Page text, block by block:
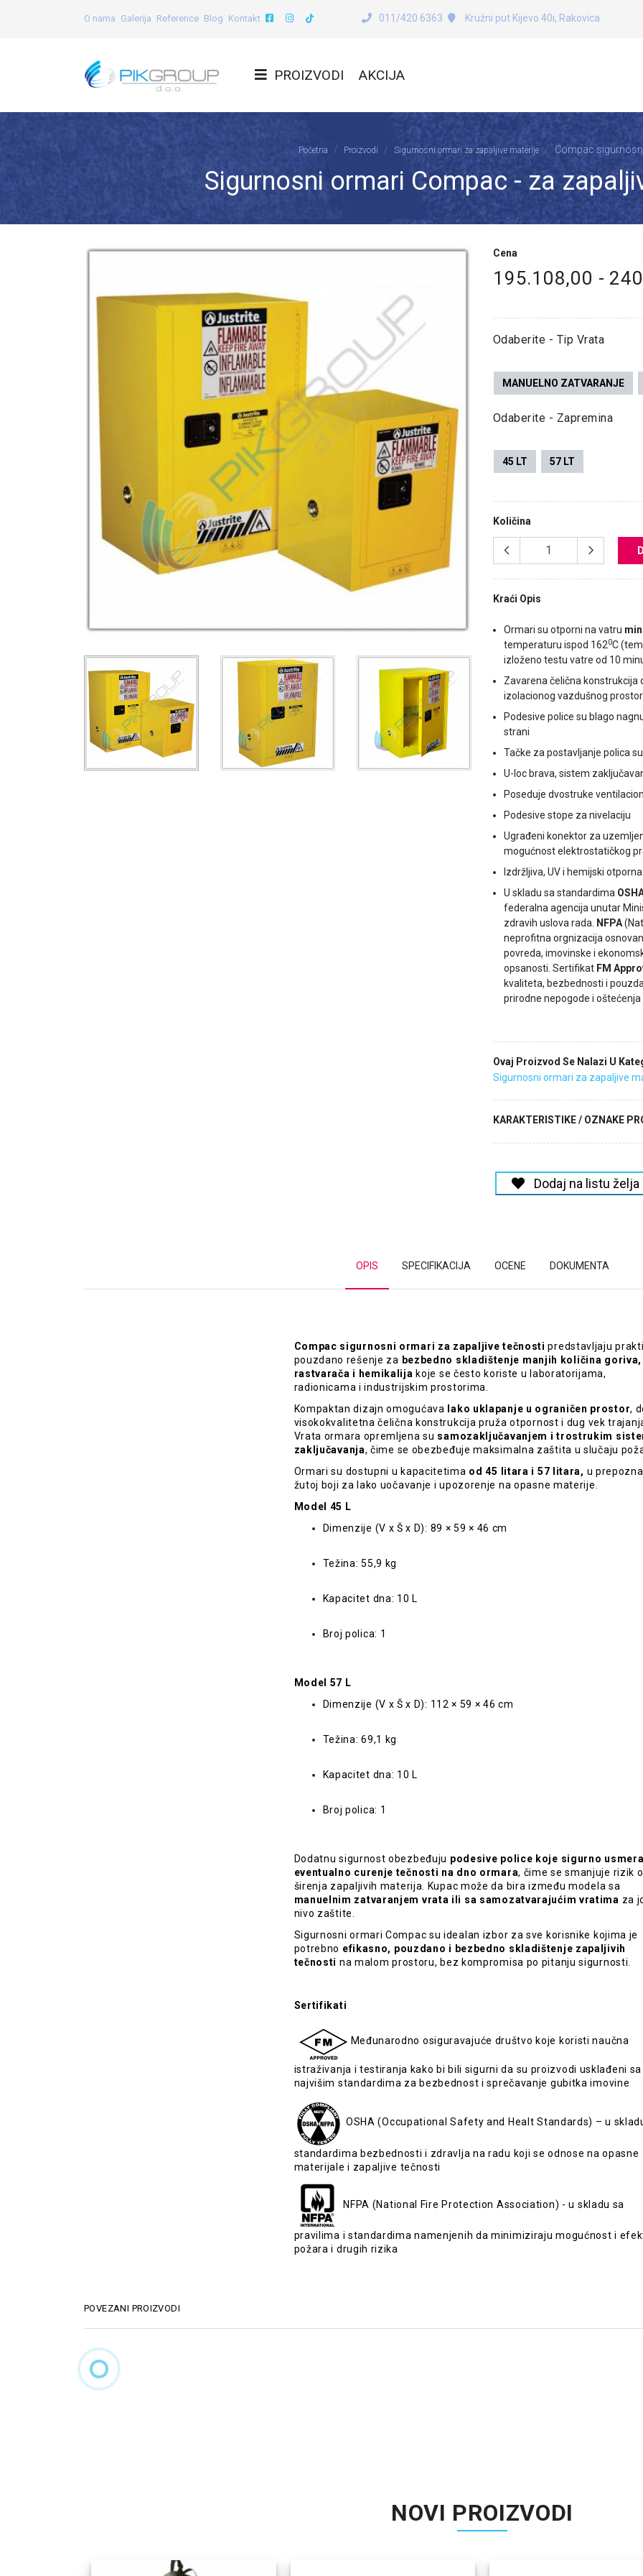
O nama Galerija Reference Blog Kontakt 011/420 6363 Kružni put Kijevo 40i, Rakovica
PROIZVODI AKCIJA
Početna Proizvodi Sigurnosni ormari za zapaljive materije Compac
Sigurnosni ormari Compac - za
Cena
195.108,00 -
Odaberite - Tip Vrata
MANUELNO ZATVARANJE
Odaberite - Zapremina
45 LT 57 LT
Količina
Kraći Opis
Ormari su otporni na vatru
temperaturu ispod 1620C
izloženo testu vatre od 10
Zavarena čelična
izolacionog vazdušnog
Podesive police su blago
strani
Tačke za postavljanje polica
U-loc brava, sistem
Poseduje dvostruke
Podesive stope za nivelaciju
Ugrađeni konektor za
mogućnost elektrostatičkog
Izdržljiva, UV i hemijski
U skladu sa standardima
federalna agencija unutar
zdravih uslova rada.
NFPA
neprofitna orgnizacija
povreda, imovinske i
opsanosti. Sertifikat FM
kvaliteta, bezbednosti i
prirodne nepogode i oštećenja
Ovaj Proizvod Se Nalazi U
Sigurnosni ormari za zapaljive
KARAKTERISTIKE / OZNAKE
Dodaj na listu želja
OPIS SPECIFIKACIJA OCENE DOKUMENTA
Compac sigurnosni ormari za zapaljive tečnosti predstavljaju
pouzdano rešenje za bezbedno skladištenje manjih količina goriva,
rastvarača i hemikalija koje se često koriste u laboratorijama,
radionicama i industrijskim prostorima.
Kompaktan dizajn omogućava
lako uklapanje u ograničen prostor,
visokokvalitetna čelična konstrukcija pruža otpornost i dug vek
Vrata ormara opremljena su samozaključavanjem i trostrukim
zaključavanja, čime se obezbeđuje maksimalna zaštita u slučaju
Ormari su dostupni u kapacitetima od 45 litara i 57 litara, u
žutoj boji za lako uočavanje i upozorenje na opasne materije.
Model 45 L
Dimenzije (V x Š x D): 89 × 59 × 46 cm
Težina: 55,9 kg
Kapacitet dna: 10 L
Broj polica: 1
Model 57 L
Dimenzije (V x Š x D): 112 × 59 × 46 cm
Težina: 69,1 kg
Kapacitet dna: 10 L
Broj polica: 1
Dodatnu sigurnost obezbeđuju podesive police koje sigurno
eventualno curenje tečnosti na dno ormara, čime se smanjuje rizik
širenja zapaljivih materija. Kupac može da bira između modela sa
manuelnim zatvaranjem vrata ili sa samozatvarajućim vratima za
nivo zaštite.
Sigurnosni ormari Compac su idealan izbor za sve korisnike kojima je
potrebno efikasno, pouzdano i bezbedno skladištenje zapaljivih
tečnosti na malom prostoru, bez kompromisa po pitanju sigurnosti.
Sertifikati
Međunarodno osiguravajuće društvo koje koristi naučna
istraživanja i testiranja kako bi bili sigurni da su proizvodi usklađeni sa
najvišim standardima za bezbednost i sprečavanje gubitka imovine
OSHA (Occupational Safety and Healt Standards) – u
standardima bezbednosti i zdravlja na radu koji se odnose na opasne
materijale i zapaljive tečnosti
NFPA (National Fire Protection Association) - u skladu sa
pravilima i standardima namenjenih da minimiziraju mogućnost i
požara i drugih rizika
POVEZANI PROIZVODI
NOVI PROIZVODI